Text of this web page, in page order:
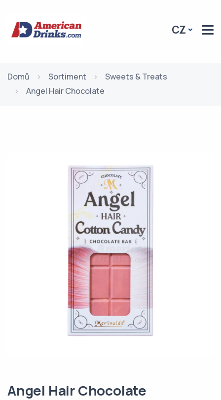
CZ
Domů Sortiment
Sweets & Treats
Angel Hair Chocolate
Angel Hair Chocolate